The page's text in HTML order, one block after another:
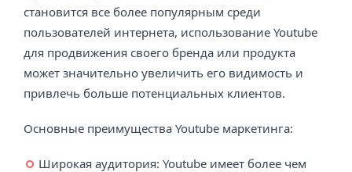
становится все более популярным среди
пользователей интернета, использование Youtube
для продвижения своего бренда или продукта
может значительно увеличить его видимость и
привлечь больше потенциальных клиентов.
Основные преимущества Youtube маркетинга:
Широкая аудитория: Youtube имеет более чем